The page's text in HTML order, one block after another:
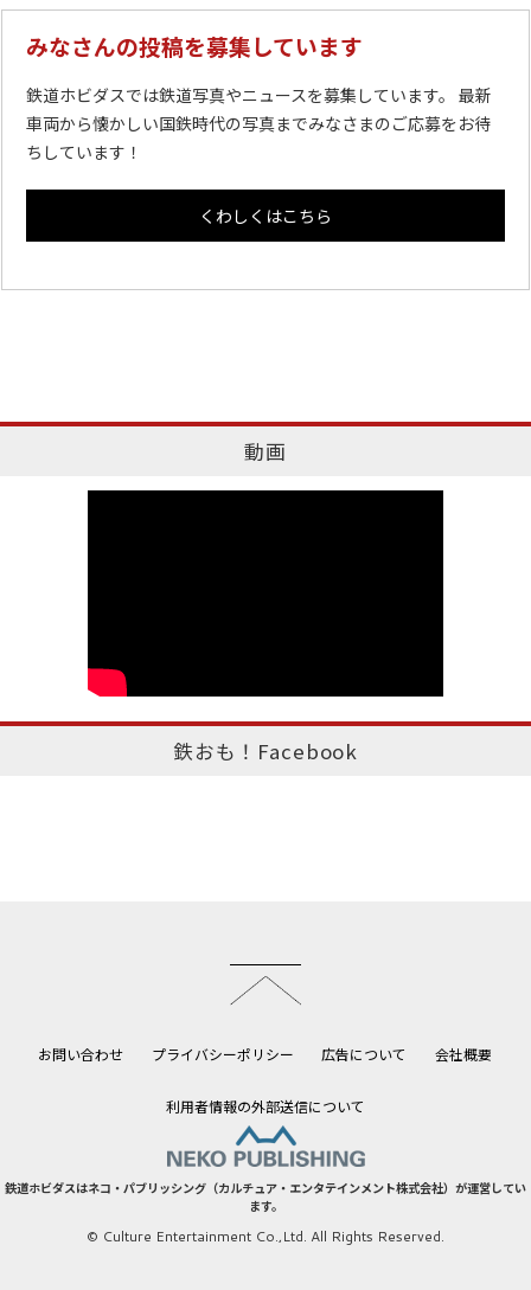
みなさんの投稿を募集しています
鉄道ホビダスでは鉄道写真やニュースを募集しています。 最新
車両から懐かしい国鉄時代の写真までみなさまのご応募をお待
ちしています！
くわしくはこちら
動画
鉄おも！Facebook
お問い合わせ プライバシーポリシー 広告について 会社概要
利用者情報の外部送信について
鉄道ホビダスはネコ・パブリッシング（カルチュア・エンタテインメント株式会社）が運営してい
ます。
© Culture Entertainment Co.,Ltd. All Rights Reserved.